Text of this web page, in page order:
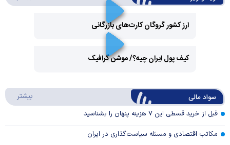
ارز کشور گروگان کارت‌های بازرگانی
Video
کیف پول ایران چیه؟/ موشن گرافیک
سواد مالی بیشتر
قبل از خرید قسطی این ۷ هزینه پنهان را بشناسید
مکاتب اقتصادی و مسئله سیاست‌گذاری در ایران